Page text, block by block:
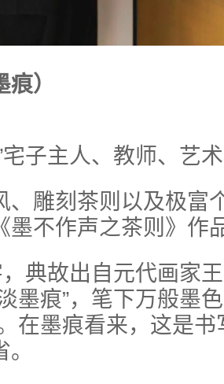
）
宅子主人、教师、艺
、雕刻茶则以及极富
墨不作声之茶则》作
，典故出自元代画家
墨痕”，笔下万般墨
在墨痕看来，这是